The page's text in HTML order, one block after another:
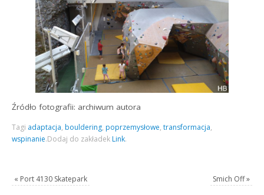
Źródło fotografii: archiwum autora
Tagi adaptacja, bouldering, poprzemysłowe,transformacja,
wspinanie.Dodaj do zakładek Link.
« Port 4130 Skatepark Smich Off»